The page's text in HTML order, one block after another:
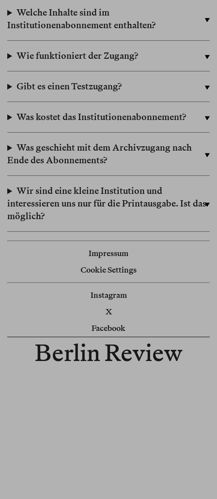
Welche Inhalte sind im
Institutionenabonnement enthalten?
Wie funktioniert der Zugang?
Gibt es einen Testzugang?
Was kostet das Institutionenabonnement?
Was geschieht mit dem Archivzugang nach
Ende des Abonnements?
Wir sind eine kleine Institution und
interessieren uns nur für die Printausgabe. Ist das
möglich?
Impressum
Cookie Settings
Instagram
X
Facebook
Berlin Review